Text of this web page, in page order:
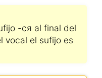
-ся al final del
vocal el sufijo es